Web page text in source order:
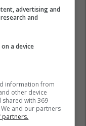
advertising and
and
a device
information from
other device
shared with 369
and our partners
partners.